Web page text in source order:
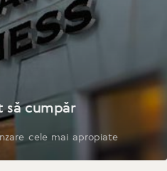
să cumpăr
cele mai apropiate